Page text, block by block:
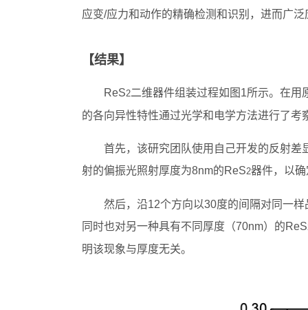
应变/应力和动作的精确检测和识别，进而广
【结果】
ReS2二维器件组装过程如图1所示。在用
的各向异性特性通过光学和电学方法进行了考
首先，该研究团队使用自己开发的反射
射的偏振光照射厚度为8nm的ReS2器件，以
然后，沿12个方向以30度的间隔对同一
同时也对另一种具有不同厚度（70nm）的ReS
明该现象与厚度无关。